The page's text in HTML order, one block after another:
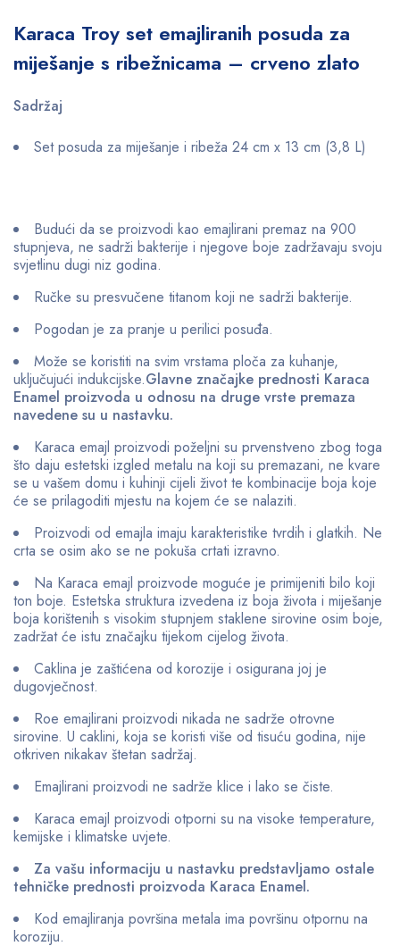
Karaca Troy set emajliranih posuda za
miješanje s ribežnicama – crveno zlato
Sadržaj
Set posuda za miješanje i ribeža 24 cm x 13 cm (3,8 L)
Budući da se proizvodi kao emajlirani premaz na 900
stupnjeva, ne sadrži bakterije i njegove boje zadržavaju svoju
svjetlinu dugi niz godina.
Ručke su presvučene titanom koji ne sadrži bakterije.
Pogodan je za pranje u perilici posuđa.
Može se koristiti na svim vrstama ploča za kuhanje,
uključujući indukcijske.Glavne značajke prednosti Karaca
Enamel proizvoda u odnosu na druge vrste premaza
navedene su u nastavku.
Karaca emajl proizvodi poželjni su prvenstveno zbog toga
što daju estetski izgled metalu na koji su premazani, ne kvare
se u vašem domu i kuhinji cijeli život te kombinacije boja koje
će se prilagoditi mjestu na kojem će se nalaziti.
Proizvodi od emajla imaju karakteristike tvrdih i glatkih. Ne
crta se osim ako se ne pokuša crtati izravno.
Na Karaca emajl proizvode moguće je primijeniti bilo koji
ton boje. Estetska struktura izvedena iz boja života i miješanje
boja korištenih s visokim stupnjem staklene sirovine osim boje,
zadržat će istu značajku tijekom cijelog života.
Caklina je zaštićena od korozije i osigurana joj je
dugovječnost.
Roe emajlirani proizvodi nikada ne sadrže otrovne
sirovine. U caklini, koja se koristi više od tisuću godina, nije
otkriven nikakav štetan sadržaj.
Emajlirani proizvodi ne sadrže klice i lako se čiste.
Karaca emajl proizvodi otporni su na visoke temperature,
kemijske i klimatske uvjete.
Za vašu informaciju u nastavku predstavljamo ostale
tehničke prednosti proizvoda Karaca Enamel.
Kod emajliranja površina metala ima površinu otpornu na
koroziju.